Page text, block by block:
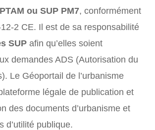
ou SUP PM7, conformément
12-2 CE. Il est de sa responsabilité
SUPafin qu’elles soient
demandes ADS (Autorisation du
Le Géoportail de l’urbanisme
légale de publication et
des documents d’urbanisme et
d’utilité publique.